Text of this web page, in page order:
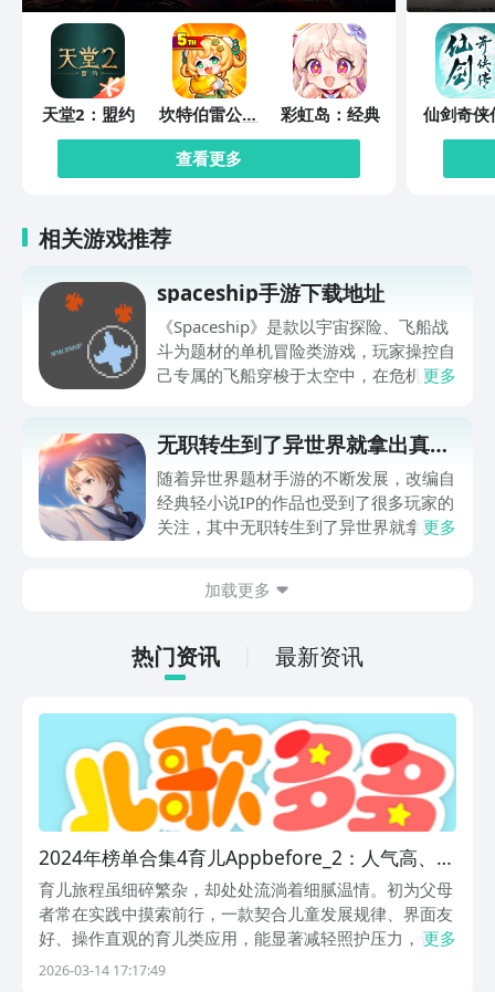
天堂2：盟约 坎特伯雷公主
与骑士唤醒冠
军之剑的奇幻
冒险
彩虹岛：经典
查看更多
仙剑奇侠
缘起
相关游戏推荐
spaceship手游下载地址
《Spaceship》是款以宇宙探险、飞船战
斗为题材的单机冒险类游戏，玩家操控自
己专属的飞船穿梭于太空中，在危机四伏
戏已于2026年7月31日正式上线，玩家
可以到豌豆荚或者文章内提供的链接下载
游戏。游戏背景设定在文明被毁灭之后的
宇宙，玩家驾驶着最后一艘飞船，在危险
业选择，来寻找生存的方法。
更多
无职转生到了异世界就拿出真本
事回响编年史下载地址
随着异世界题材手游的不断发展，改编自
经典轻小说IP的作品也受到了很多玩家的
关注，其中无职转生到了异世界就拿出真
式上线，所以暂时没有开放下载渠道，玩
链接处进行预约。本作属于严肃的异世界
×3D战斗RPG，把原作中的冒险世界全部
容。
更多
加载更多
热门资讯 最新资讯
2024年榜单合集4育儿Appbefore_2：人气高、口
碑好、实用性强的十款育儿安卓APP分享
育儿旅程虽细碎繁杂，却处处流淌着细腻温情。初为父母
者常在实践中摸索前行，一款契合儿童发展规律、界面友
好、操作直观的育儿类应用，能显著减轻照护压力，让日
常带娃更有序、更安心。本文精选当前广受家庭信赖的十
更多
2026-03-14 17:17:49